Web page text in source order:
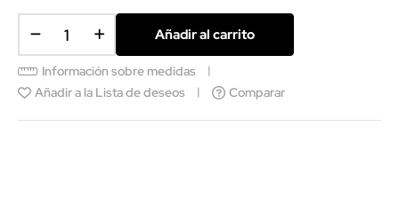
Añadir al carrito
Información sobre medidas
Añadir a la Lista de deseos
Comparar